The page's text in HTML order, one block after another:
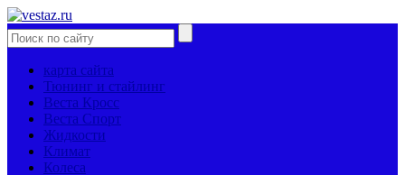
карта сайта
Тюнинг и стайлинг
Веста Кросс
Веста Спорт
Жидкости
Климат
Колеса